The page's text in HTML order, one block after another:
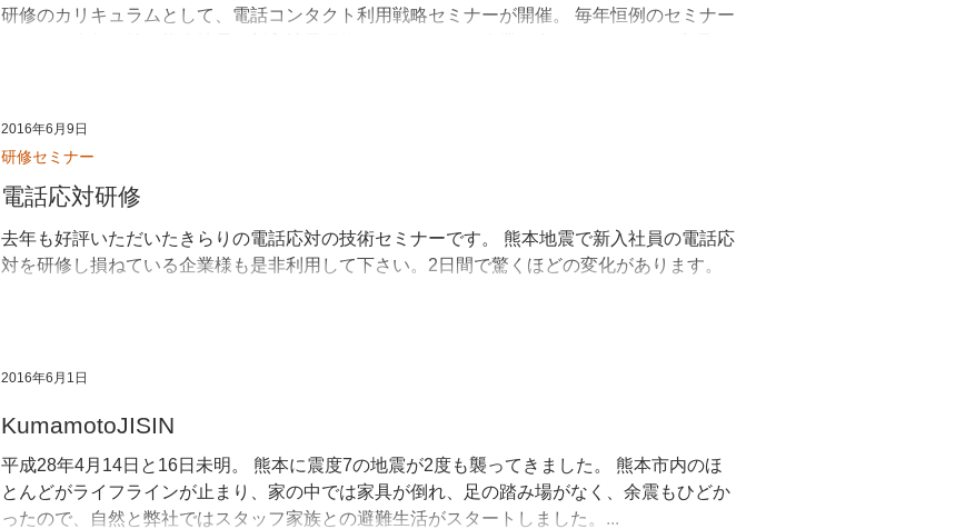
研修のカリキュラムとして、電話コンタクト利用戦略セミナーが開催。 毎年恒例のセミナー
電話応対研修
去年も好評いただいたきらりの電話応対の技術セミナーです。 熊本地震で新入社員の電話応
対を研修し損ねている企業様も是非利用して下さい。2日間で驚くほどの変化があります。
研修セミナー
2016年6月9日
KumamotoJISIN
平成28年4月14日と16日未明。 熊本に震度7の地震が2度も襲ってきました。 熊本市内のほ
とんどがライフラインが止まり、家の中では家具が倒れ、足の踏み場がなく、余震もひどか
ったので、自然と弊社ではスタッフ家族との避難生活がスタートしました。...
2016年6月1日